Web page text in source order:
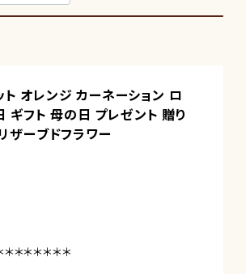
オレンジ カーネーション ロ
ギフト 母の日 プレゼント 贈り
ザーブドフラワー
＊＊＊＊＊＊＊